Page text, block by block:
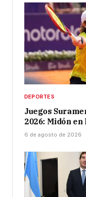
DEPORTES
Juegos
2026: Midón
6 de agosto de 2026